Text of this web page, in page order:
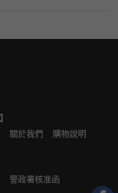
關於我們 購物說明
警政署核准函